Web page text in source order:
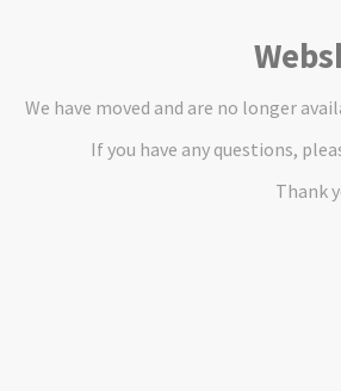
We have moved and are no longer
If you have any questions,
Thank